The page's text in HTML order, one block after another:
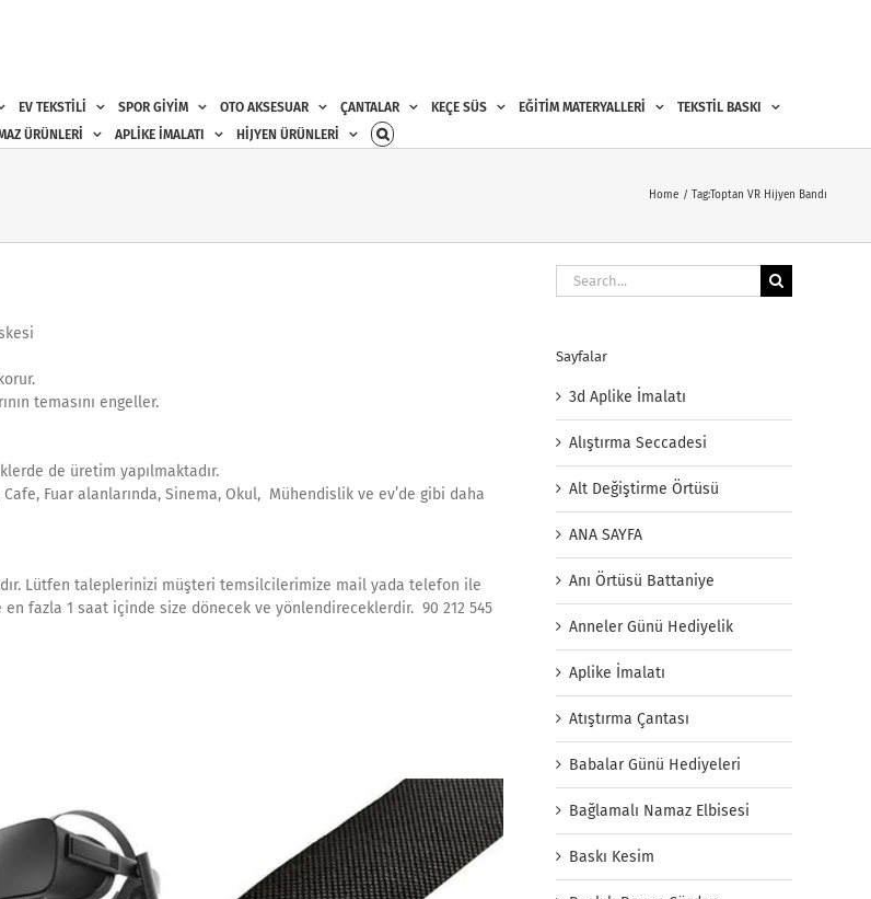
EV TEKSTİLİ SPOR GİYİM OTO AKSESUAR ÇANTALAR KEÇE SÜS EĞİTİM MATERYALLERİ
TEKSTİL BASKI
ÜRÜNLERİ APLİKE İMALATI HİJYEN ÜRÜNLERİ
Home Tag:Toptan VR Hijyen Bandı
temasını engeller.
de üretim yapılmaktadır.
Fuar alanlarında, Sinema, Okul, Mühendislik ve ev’de gibi daha
Lütfen taleplerinizi müşteri temsilcilerimize mail yada telefon ile
fazla 1 saat içinde size dönecek ve yönlendireceklerdir. 90 212 545
Search
for:
Sayfalar
3d Aplike İmalatı
Alıştırma Seccadesi
Alt Değiştirme Örtüsü
ANA SAYFA
Anı Örtüsü Battaniye
Anneler Günü Hediyelik
Aplike İmalatı
Atıştırma Çantası
Babalar Günü Hediyeleri
Bağlamalı Namaz Elbisesi
Baskı Kesim